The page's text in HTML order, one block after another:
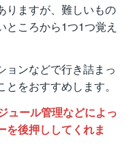
りますが、難しいもの
ところから1つ1つ覚え
ョンなどで行き詰まっ
をおすすめします。
ュール管理などによっ
を後押ししてくれま